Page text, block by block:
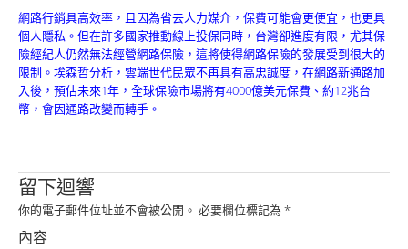
火災保額
估算系統
商品簡介
Product
網路行銷具高效率，且因為省去人力媒介，保費可能會更便宜，也更具
個人隱私。但在許多國家推動線上投保同時，台灣卻進度有限，尤其保
險經紀人仍然無法經營網路保險，這將使得網路保險的發展受到很大的
限制。埃森哲分析，雲端世代民眾不再具有高忠誠度，在網路新通路加
入後，預估未來1年，全球保險市場將有4000億美元保費、約12兆台
幣，會因通路改變而轉手。
留下迴響
你的電子郵件位址並不會被公開。 必要欄位標記為 *
內容